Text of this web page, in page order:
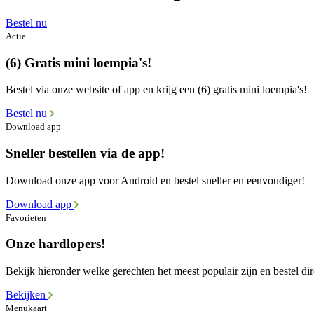
Bestel nu
Actie
(6) Gratis mini loempia's!
Bestel via onze website of app en krijg een (6) gratis mini loempia's!
Bestel nu
Download app
Sneller bestellen via de app!
Download onze app voor Android en bestel sneller en eenvoudiger!
Download app
Favorieten
Onze hardlopers!
Bekijk hieronder welke gerechten het meest populair zijn en bestel
Bekijken
Menukaart